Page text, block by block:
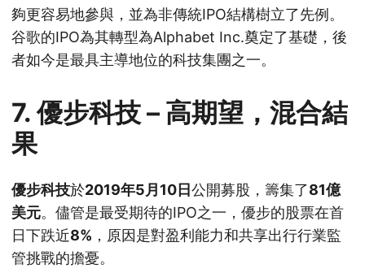
夠更容易地參與，並為非傳統IPO結構樹立了先例。
谷歌的IPO為其轉型為Alphabet Inc.奠定了基礎，後
者如今是最具主導地位的科技集團之一。
7.優步科技 – 高期望，混合結
果
優步科技於2019年5月10日公開募股，籌集了81億
美元。儘管是最受期待的IPO之一，優步的股票在首
日下跌近8% ，原因是對盈利能力和共享出行行業監
管挑戰的擔憂。